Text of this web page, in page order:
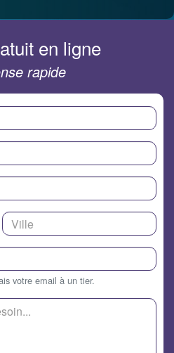
en ligne
rapide
votre email à un tier.